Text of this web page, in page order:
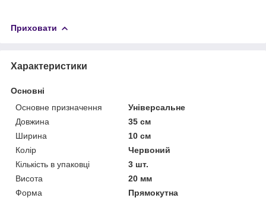
Приховати
Характеристики
Основні
Основне призначення
Універсальне
Довжина
35 см
Ширина
10 см
Колір
Червоний
Кількість в упаковці
3 шт.
Висота
20 мм
Форма
Прямокутна